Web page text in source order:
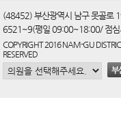
(48452) 부산광역시 남구 못골로
6521~9(평일 09:00~18:00/ 점
COPYRIGHT 2016 NAM-GU
RESERVED
부